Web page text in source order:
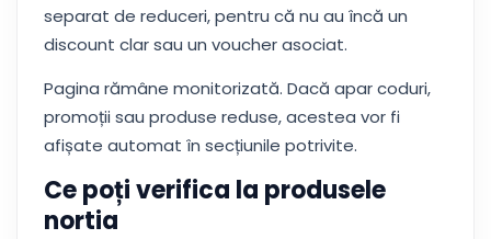
separat de reduceri, pentru că nu au încă un
discount clar sau un voucher asociat.
Pagina rămâne monitorizată. Dacă apar coduri,
promoții sau produse reduse, acestea vor fi
afișate automat în secțiunile potrivite.
Ce poți verifica la produsele
nortia